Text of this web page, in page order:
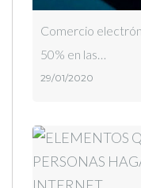
Comercio
50% en las…
29/01/2020